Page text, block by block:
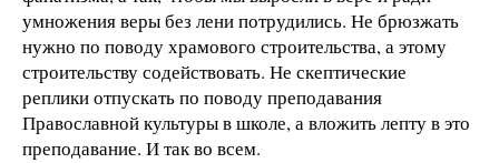
умножения веры без лени потрудились. Не брюзжать
нужно по поводу храмового строительства, а этому
строительству содействовать. Не скептические
реплики отпускать по поводу преподавания
Православной культуры в школе, а вложить лепту в это
преподавание. И так во всем.